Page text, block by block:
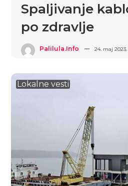
Spaljivanje
po zdravlje
Palilula.info 24. maj 2023.
Lokalne vesti